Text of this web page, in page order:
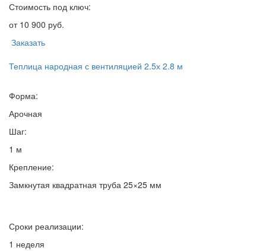
Стоимость под ключ:
от 10 900 руб.
Заказать
Теплица народная с вентиляцией 2.5х 2.8 м
Форма:
Арочная
Шаг:
1 м
Крепление:
Замкнутая квадратная труба 25×25 мм
Сроки реализации:
1 неделя